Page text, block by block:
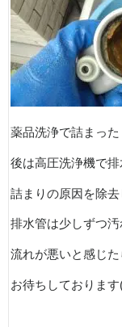
薬品洗浄で詰まった
後は高圧洗浄機で
詰まりの原因を除
排水管は少しずつ
流れが悪いと感じ
お待ちしておりま